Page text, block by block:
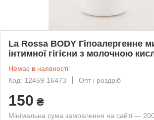
La Rossa BODY Гіпоалергенне
інтимної гігієни з молочною
Немає в наявності
Код: 12459-16473
Опт і роздріб
150 ₴
Мінімальна сума замовлення на сайті —